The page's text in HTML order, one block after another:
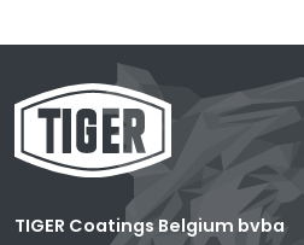
TIGER Coatings Belgium bvba